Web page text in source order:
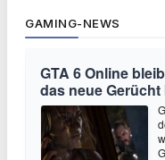
GAMING-NEWS
GTA 6 Online
das neue Gerücht